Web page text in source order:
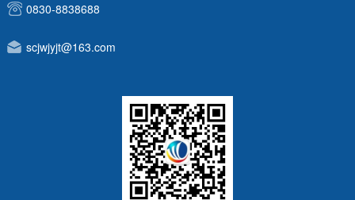
0830-8838688
scjwjyjt@163.com